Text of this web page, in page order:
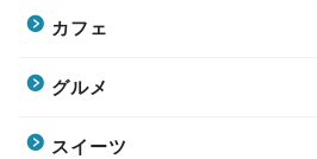
カフェ
グルメ
スイーツ